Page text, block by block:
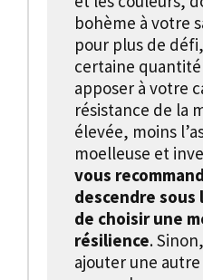
bohème à votre
pour plus de
certaine quantité
apposer à votre
résistance de la
élevée, moins
moelleuse et
vous
descendre sous
de choisir une
résilience.
ajouter une